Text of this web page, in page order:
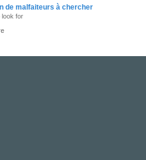
de malfaiteurs à chercher
look for